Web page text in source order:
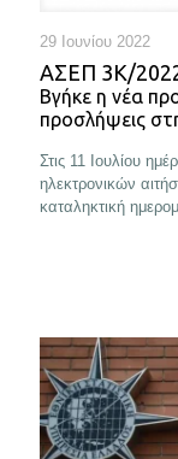
29 Ιουνίου 2022
ΑΣΕΠ 3Κ/
Βγήκε η νέα
προσλήψεις
Στις 11 Ιουλίου
ηλεκτρονικών
καταληκτική